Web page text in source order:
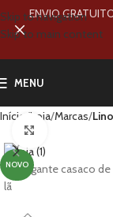
Skip to navigation
Skip to main content
MENU
Início Loja Marcas
NOVO
ENVIO